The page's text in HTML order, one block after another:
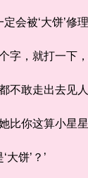
会被‘大饼’修理
，就打一下
不敢走出去见人
比你这算小星
饼’？’